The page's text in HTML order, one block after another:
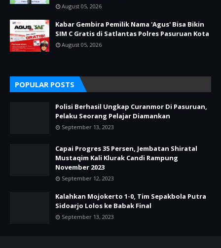
August 05, 2026
Kabar Gembira Pemilik Nama 'Agus' Bisa Bikin
SIM C Gratis di Satlantas Polres Pasuruan Kota
August 05, 2026
POPULAR POSTS
Polisi Berhasil Ungkap Curanmor Di Pasuruan,
Pelaku Seorang Pelajar Diamankan
September 13, 2023
Capai Progres 35 Persen, Jembatan Shiratal
Mustaqim Kali Klurak Candi Rampung
November 2023
September 12, 2023
Kalahkan Mojokerto 1-0, Tim Sepakbola Putra
Sidoarjo Lolos ke Babak Final
September 13, 2023